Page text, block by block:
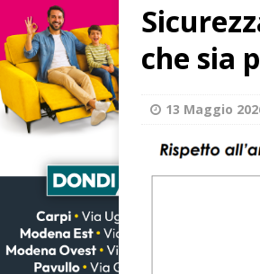
che sia
13 Maggio